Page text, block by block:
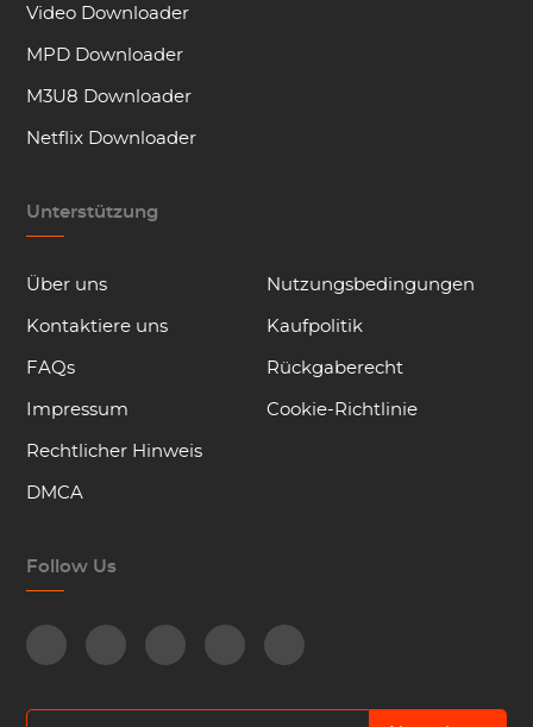
Video Downloader
MPD Downloader
M3U8 Downloader
Netflix Downloader
Unterstützung
Über uns
Kontaktiere uns
FAQs
Impressum
Rechtlicher Hinweis
DMCA
Nutzungsbedingungen
Kaufpolitik
Rückgaberecht
Cookie-Richtlinie
Follow Us